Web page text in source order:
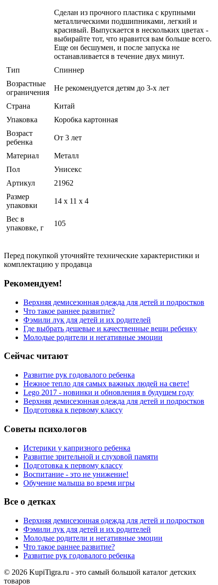
Сделан из прочного пластика с крупными
металлическими подшипниками, легкий и
красивый. Выпускается в нескольких цветах -
выбирайте тот, что нравится вам больше всего.
Еще он бесшумен, и после запуска не
останавливается в течение двух минут.
Тип
Спиннер
Возрастные
ограничения
Не рекомендуется детям до 3-х лет
Страна
Китай
Упаковка
Коробка картонная
Возраст
ребенка
От 3 лет
Материал
Металл
Пол
Унисекс
Артикул
21962
Размер
упаковки
14 x 11 x 4
Вес в
упаковке, г
105
Перед покупкой уточняйте технические характеристики и
комплектацию у продавца
Рекомендуем!
Верхняя демисезонная одежда для детей и подростков
Что такое раннее развитие?
Фэмили лук для детей и их родителей
Где выбрать дешевые и качественные вещи ребенку
Молодые родители и негативные эмоции
Сейчас читают
Развитие рук годовалого ребенка
Нежное тепло для самых важных людей на свете!
Lego 2017 - новинки и обновления в будущем году
Верхняя демисезонная одежда для детей и подростков
Подготовка к первому классу
Советы психологов
Истерики у капризного ребенка
Развитие зрительной и слуховой памяти
Подготовка к первому классу
Воспитание - это не унижение!
Обучение малыша во время игры
Все о детках
Верхняя демисезонная одежда для детей и подростков
Фэмили лук для детей и их родителей
Молодые родители и негативные эмоции
Что такое раннее развитие?
Развитие рук годовалого ребенка
© 2026 KupiTigra.ru - это самый большой каталог детских
товаров